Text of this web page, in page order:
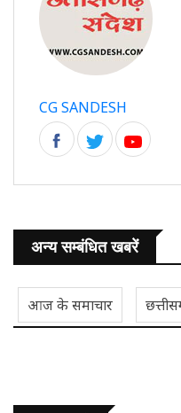
CG SANDESH
अन्य सम्बंधित खबरें
आज के समाचार